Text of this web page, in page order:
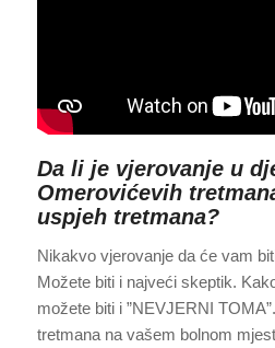
Da li je vjerovanje u
Omerovićevih
uspjeh tretmana?
Nikakvo vjerovanje da će vam
Možete biti i najveći skeptik.
možete biti i ”NEVJERNI
tretmana na vašem bolnom